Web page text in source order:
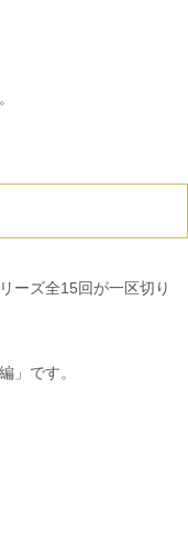
ーズ全15回が一区切り
」です。